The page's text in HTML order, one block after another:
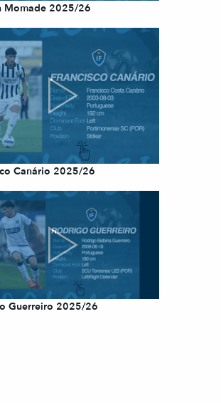
Momade 2025/26
Canário 2025/26
Guerreiro 2025/26